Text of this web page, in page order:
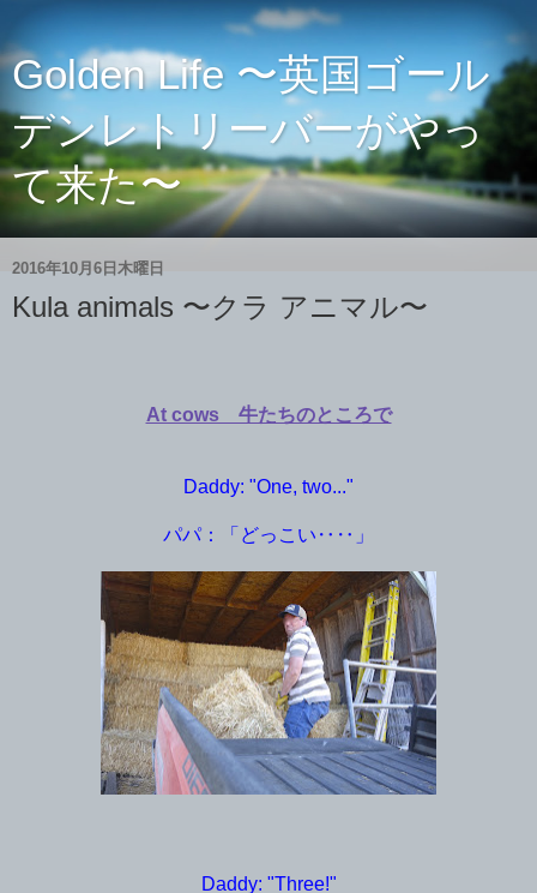
Golden Life 〜英国ゴール
デンレトリーバーがやっ
て来た〜
2016年10月6日木曜日
Kula animals 〜クラ アニマル〜
At cows 牛たちのところで
Daddy: "One, two..."
パパ：「どっこい‥‥」
Daddy: "Three!"